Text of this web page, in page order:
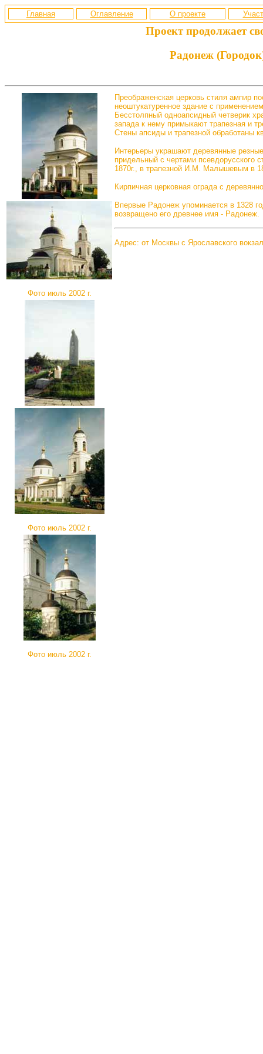
Главная Оглавление О проекте
Проект продолжает
Радонеж
Преображенская церковь стиля ампир
неоштукатуренное здание с
Бесстолпный одноапсидный четверик
запада к нему примыкают трапезная и
Стены апсиды и трапезной обработаны
Интерьеры украшают деревянные
придельный с чертами псевдорусского
1870г., в трапезной И.М. Малышевым в
Кирпичная церковная ограда с
Впервые Радонеж упоминается в 1328
возвращено его древнее имя - Радонеж.
Адрес: от Москвы с Ярославского
Фото июль 2002 г.
Фото июль 2002 г.
Фото июль 2002 г.